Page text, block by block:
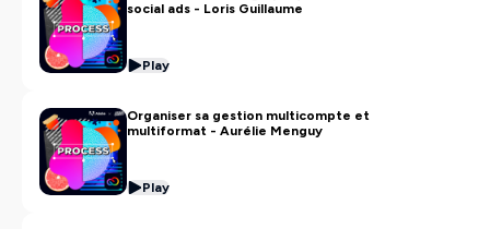
Hébergé par Ausha. Visitez ausha.co/politique-de-
confidentialite
social ads - Loris Guillaume
Play
Organiser sa gestion multicompte et
multiformat - Aurélie Menguy
Play